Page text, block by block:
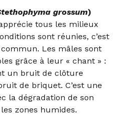
grossum)
tous les milieux
sont réunies, c’est
Les mâles sont
grâce à leur « chant » :
un bruit de clôture
de briquet. C’est une
la dégradation de son
zones humides.